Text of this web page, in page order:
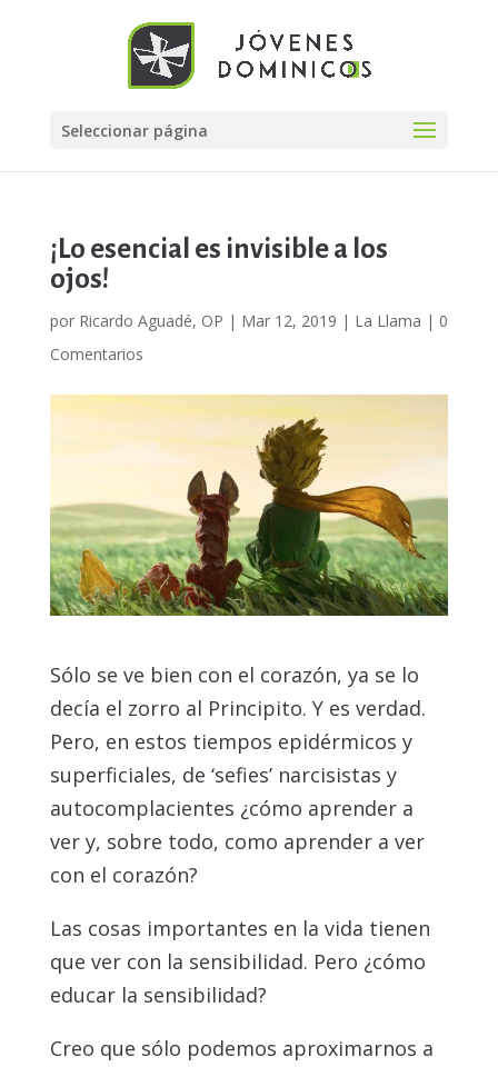
Seleccionar página
¡Lo esencial es invisible a los
ojos!
por Ricardo Aguadé, OP | Mar 12, 2019 | La Llama | 0
Comentarios
Sólo se ve bien con el corazón, ya se lo
decía el zorro al Principito. Y es verdad.
Pero, en estos tiempos epidérmicos y
superficiales, de ‘sefies’ narcisistas y
autocomplacientes ¿cómo aprender a
ver y, sobre todo, como aprender a ver
con el corazón?
Las cosas importantes en la vida tienen
que ver con la sensibilidad. Pero ¿cómo
educar la sensibilidad?
Creo que sólo podemos aproximarnos a